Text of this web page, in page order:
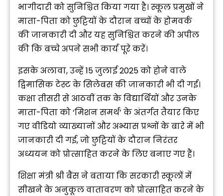
भागीदारी को सुनिश्चित किया गया है। स्कूल प्रमुखों ने
माता-पिता को छुट्टियों के दौरान बच्चों के होमवर्क
की जानकारी दी और यह सुनिश्चित करने की अपील
की कि बच्चे अपने सभी कार्य पूरे करें।
इसके अलावा, उन्हें 15 जुलाई 2025 को होने वाले
द्विमासिक टेस्ट के सिलेबस की जानकारी भी दी गई।
कक्षा तीसरी से आठवीं तक के विद्यार्थियों और उनके
माता-पिता को ‘मिशन समर्थ’ के अंतर्गत तैयार किए
गए वीडियो व्याख्यानों और अभ्यास प्रश्नों के बारे में भी
जानकारी दी गई, जो छुट्टियों के दौरान निरंतर
अध्ययन को प्रोत्साहित करने के लिए बनाए गए हैं।
शिक्षा मंत्री श्री बैंस ने बताया कि सरकारी स्कूलों में
सीखने के अनुकूल वातावरण को प्रोत्साहित करने के